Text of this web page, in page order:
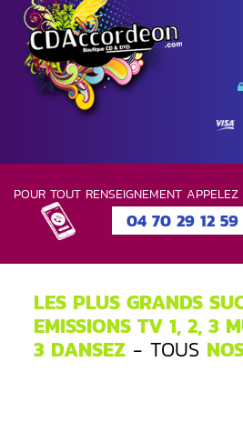
POUR TOUT RENSEIGNEMENT
04 70 29 12 59
LES PLUS GRANDS
EMISSIONS TV 1, 2, 3
3 DANSEZ - TOUS